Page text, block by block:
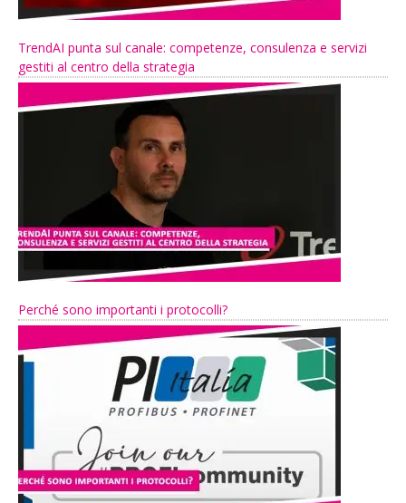
TrendAI punta sul canale: competenze, consulenza e servizi
gestiti al centro della strategia
Perché sono importanti i protocolli?